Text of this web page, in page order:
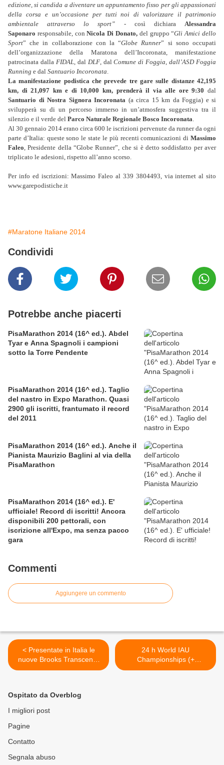
edizione, si candida a diventare un appuntamento fisso per gli appassionati
della corsa e un’occasione per tutti noi di valorizzare il patrimonio
ambientale attraverso lo sport” - così dichiaraAlessandra
Saponaro responsabile, conNicola Di Donato, del gruppo “Gli Amici dello
Sport” che in collaborazione con la “Globe Runner” si sono occupati
dell’organizzazione della Maratona dell’Incoronata, manifestazione
patrocinata dalla FIDAL, dal DLF, dalComune di Foggia,dall’ASD Foggia
Running e dal Santuario Incoronata.
La manifestazione podistica che prevede tre gare sulle distanze 42,195
km, di 21,097 km e di 10,000 km, prenderà il via alle ore 9:30 dal
Santuario di Nostra Signora Incoronata (a circa 15 km da Foggia) e si
svilupperà su di un percorso immerso in un’atmosfera suggestiva tra il
silenzio e il verde del Parco Naturale Regionale Bosco Incoronata.
Al 30 gennaio 2014 erano circa 600 le iscrizioni pervenute da runner da ogni
parte d’Italia: queste sono le state le più recenti comunicazioni di Massimo
Faleo, Presidente della “Globe Runner”, che si è detto soddisfatto per aver
triplicato le adesioni, rispetto all’anno scorso.
Per info ed iscrizioni: Massimo Faleo al 339 3804493, via internet al sito
www.garepodistiche.it
#Maratone Italiane 2014
Condividi
Potrebbe anche piacerti
PisaMarathon 2014 (16^ ed.). Abdel
Tyar e Anna Spagnoli i campioni
sotto la Torre Pendente
PisaMarathon 2014 (16^ ed.). Taglio
del nastro in Expo Marathon. Quasi
2900 gli iscritti, frantumato il record
del 2011
PisaMarathon 2014 (16^ ed.). Anche il
Pianista Maurizio Baglini al via della
PisaMarathon
PisaMarathon 2014 (16^ ed.). E'
ufficiale! Record di iscritti! Ancora
disponibili 200 pettorali, con
iscrizione all'Expo, ma senza pacco
gara
Commenti
Aggiungere un commento
< Presentate in Italia le
nuove Brooks Transcend:
sarà come correre tra le
24 h World IAU
Championships (+
European) 2014. Con un
Ospitato da Overblog
I migliori post
Pagine
Contatto
Segnala abuso